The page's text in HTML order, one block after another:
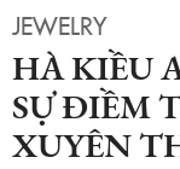
JEWELRY
HÀ KIỀU
SỰ ĐIỀM
XUYÊN